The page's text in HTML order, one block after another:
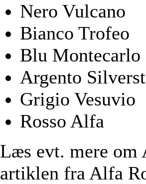
Nero Vulcano
Bianco Trofeo
Blu Montecarlo
Argento
Grigio Vesuvio
Rosso Alfa
Læs evt. mere om
artiklen fra Alfa